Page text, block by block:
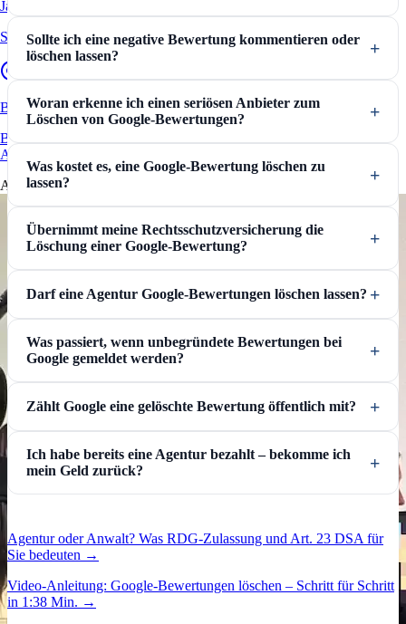
Jameda Bewertungen löschen
So können Ärzte eine negative Jameda Bewertung löschen lassen.
Bewertungen kaufen
Beratung zu illegalen und legalen Tricks von einem spezialisierten
Anwalt.
Aktuelles
Sollte ich eine negative Bewertung kommentieren oder
löschen lassen?
Woran erkenne ich einen seriösen Anbieter zum
Löschen von Google-Bewertungen?
Was kostet es, eine Google-Bewertung löschen zu
lassen?
Übernimmt meine Rechtsschutzversicherung die
Löschung einer Google-Bewertung?
Darf eine Agentur Google-Bewertungen löschen lassen?
Was passiert, wenn unbegründete Bewertungen bei
Google gemeldet werden?
Zählt Google eine gelöschte Bewertung öffentlich mit?
Ich habe bereits eine Agentur bezahlt – bekomme ich
mein Geld zurück?
Agentur oder Anwalt? Was RDG-Zulassung und Art. 23 DSA für
Sie bedeuten →
Video-Anleitung: Google-Bewertungen löschen – Schritt für Schritt
in 1:38 Min. →